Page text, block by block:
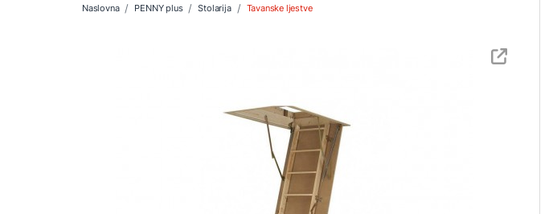
Naslovna PENNY plus Stolarija Tavanske ljestve